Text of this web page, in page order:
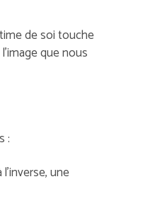
de soi touche
que nous
:
une